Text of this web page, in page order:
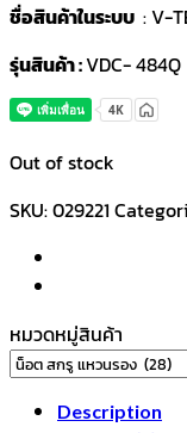
ชื่อสินค้าในระบบ : V-
รุ่นสินค้า :VDC- 484Q
Out of stock
SKU:029221
หมวดหมู่สินค้า
Description